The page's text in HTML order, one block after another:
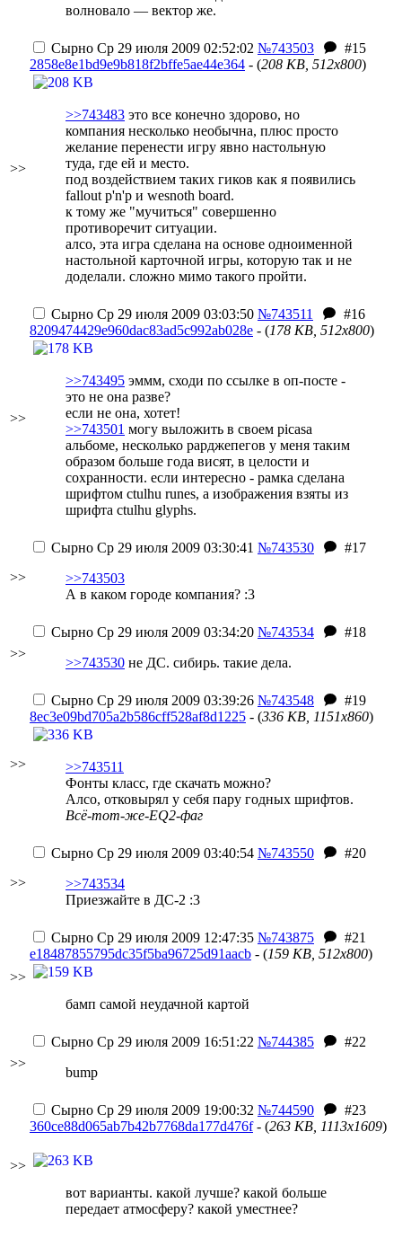
волновало — вектор же.
>>
Сырно Ср 29 июля 2009 02:52:02 №743503
#15
2858e8e1bd9e9b818f2bffe5ae44e364 - (208 KB, 512x800)
>>743483 это все конечно здорово, но
компания несколько необычна, плюс просто
желание перенести игру явно настольную
туда, где ей и место.
под воздействием таких гиков как я появились
fallout p'n'p и wesnoth board.
к тому же "мучиться" совершенно
противоречит ситуации.
алсо, эта игра сделана на основе одноименной
настольной карточной игры, которую так и не
доделали. сложно мимо такого пройти.
>>
Сырно Ср 29 июля 2009 03:03:50 №743511
#16
8209474429e960dac83ad5c992ab028e - (178 KB, 512x800)
>>743495 эммм, сходи по ссылке в оп-посте -
это не она разве?
если не она, хотет!
>>743501 могу выложить в своем picasa
альбоме, несколько рарджепегов у меня таким
образом больше года висят, в целости и
сохранности. если интересно - рамка сделана
шрифтом ctulhu runes, а изображения взяты из
шрифта ctulhu glyphs.
>>
Сырно Ср 29 июля 2009 03:30:41 №743530
#17
>>743503
А в каком городе компания? :3
>>
Сырно Ср 29 июля 2009 03:34:20 №743534
#18
>>743530 не ДС. сибирь. такие дела.
>>
Сырно Ср 29 июля 2009 03:39:26 №743548
#19
8ec3e09bd705a2b586cff528af8d1225 - (336 KB, 1151x860)
>>743511
Фонты класс, где скачать можно?
Алсо, отковырял у себя пару годных шрифтов.
Всё-тот-же-EQ2-фаг
>>
Сырно Ср 29 июля 2009 03:40:54 №743550
#20
>>743534
Приезжайте в ДС-2 :3
>>
Сырно Ср 29 июля 2009 12:47:35 №743875
#21
e18487855795dc35f5ba96725d91aacb - (159 KB, 512x800)
бамп самой неудачной картой
>>
Сырно Ср 29 июля 2009 16:51:22 №744385
#22
bump
>>
Сырно Ср 29 июля 2009 19:00:32 №744590
#23
360ce88d065ab7b42b7768da177d476f- (263 KB, 1113x1609)
вот варианты. какой лучше? какой больше
передает атмосферу? какой уместнее?